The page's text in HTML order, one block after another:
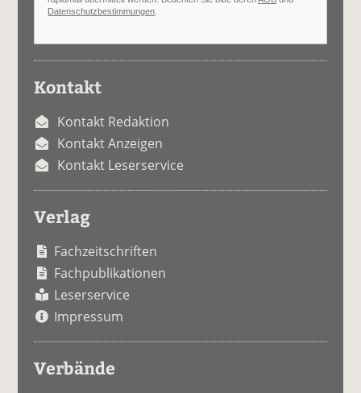
Datenschutzbestimmungen
Kontakt
Kontakt Redaktion
Kontakt Anzeigen
Kontakt Leserservice
Verlag
Fachzeitschriften
Fachpublikationen
Leserservice
Impressum
Verbände